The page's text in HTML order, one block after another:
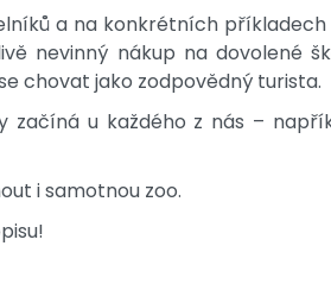
a na konkrétních
nevinný nákup na dovolené
chovat jako zodpovědný turista.
u každého z nás –
i samotnou zoo.